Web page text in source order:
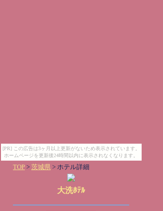
[PR] この広告は3ヶ月以上更新がないため表示されています。
ホームページを更新後24時間以内に表示されなくなります。
TOP > 茨城県 > ホテル詳細
大洗ﾎﾃﾙ